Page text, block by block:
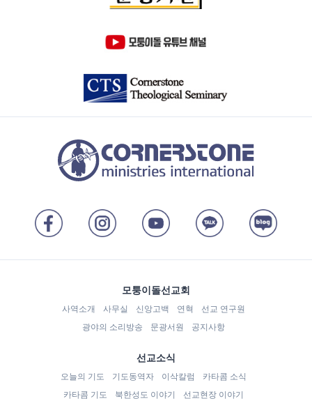
모퉁이돌선교회
사역소개 사무실 신앙고백 연혁
선교 연구원
광야의 소리방송
문광서원 공지사항
선교소식
오늘의 기도 기도동역자 이삭칼럼
카타콤 소식
카타콤 기도
북한성도 이야기
선교현장 이야기